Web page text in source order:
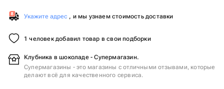
Укажите адрес , и мы узнаем стоимость доставки
1 человек добавил товар в свои подборки
Клубника в шоколаде - Супермагазин.
Супермагазины - это магазины с отличными отзывами, которые
делают всё для качественного сервиса.